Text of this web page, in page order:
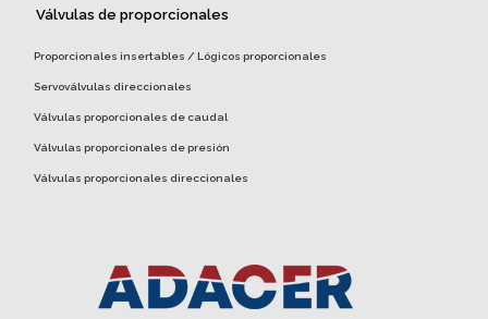
Válvulas de proporcionales
Proporcionales insertables / Lógicos proporcionales
Servoválvulas direccionales
Válvulas proporcionales de caudal
Válvulas proporcionales de presión
Válvulas proporcionales direccionales